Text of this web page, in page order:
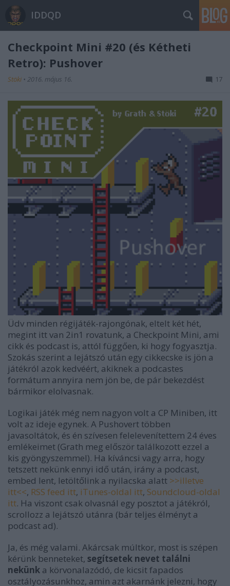
IDDQD
Checkpoint Mini #20 (és Kétheti
Retro): Pushover
Stöki • 2016. május 16. 17
Üdv minden régijáték-rajongónak, eltelt két hét,
megint itt van 2in1 rovatunk, a Checkpoint Mini, ami
cikk és podcast is, attól függően, ki hogy fogyasztja.
Szokás szerint a lejátszó után egy cikkecske is jön a
játékról azok kedvéért, akiknek a podcastes
formátum annyira nem jön be, de pár bekezdést
bármikor elolvasnak.
Logikai játék még nem nagyon volt a CP Miniben, itt
volt az ideje egynek. A Pushovert többen
javasoltátok, és én szívesen felelevenítettem 24 éves
emlékeimet (Grath meg először találkozott ezzel a
kis gyöngyszemmel). Ha kíváncsi vagy arra, hogy
tetszett nekünk ennyi idő után, irány a podcast,
embed lent, letöltőlink a nyilacska alatt >>illetve
itt<<, RSS feed itt, iTunes-oldal itt, Soundcloud-oldal
itt. Ha viszont csak olvasnál egy posztot a játékról,
scrollozz a lejátszó utánra (bár teljes élményt a
podcast ad).
Ja, és még valami. Akárcsak múltkor, most is szépen
kérünk benneteket, segítsetek nevet találni
nekünk a körvonalazódó, de kicsit fapados
osztályozásunkhoz, amin azt akarnánk jelezni, hogy